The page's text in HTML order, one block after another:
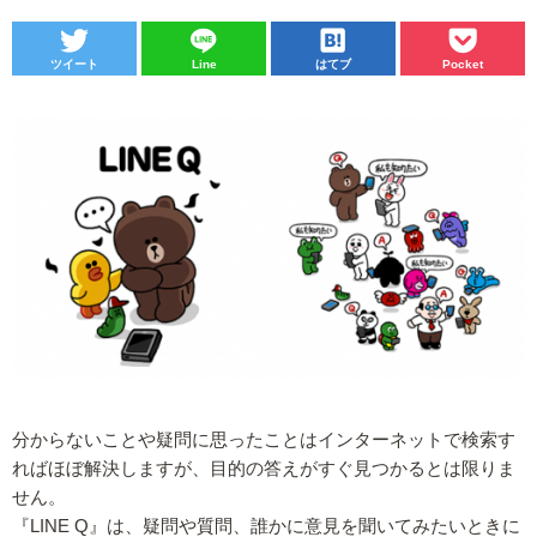
ツイート Line はてブ Pocket
分からないことや疑問に思ったことはインターネットで検索す
ればほぼ解決しますが、目的の答えがすぐ見つかるとは限りま
せん。
『LINE Q』は、疑問や質問、誰かに意見を聞いてみたいときに